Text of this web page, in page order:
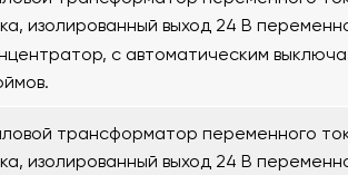
изолированный выход 24 В
с автоматическим
трансформатор переменного
изолированный выход 24 В